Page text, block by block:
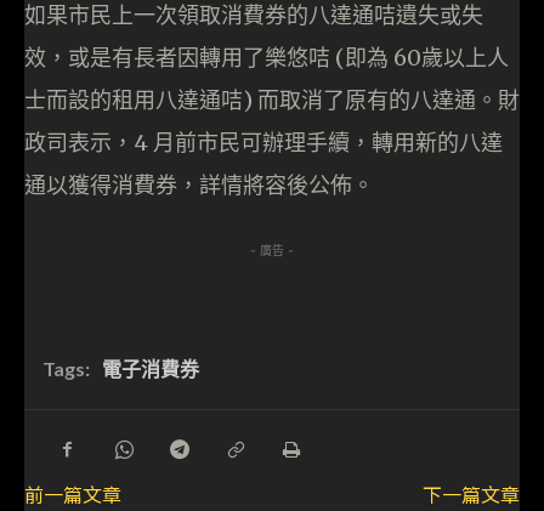
如果市民上一次領取消費券的八達通咭遺失或失
效，或是有長者因轉用了樂悠咭 (即為 60歲以上人
士而設的租用八達通咭) 而取消了原有的八達通。財
政司表示，4 月前市民可辦理手續，轉用新的八達
通以獲得消費券，詳情將容後公佈。
- 廣告 -
Tags: 電子消費券
前一篇文章
下一篇文章